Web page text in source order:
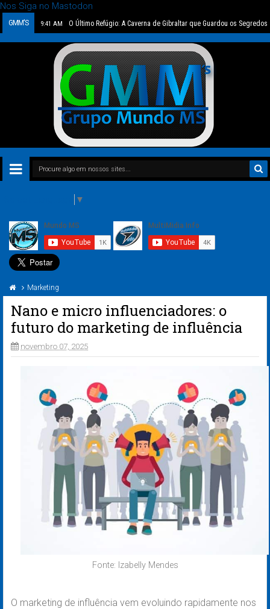
Nos Siga no Mastodon
GMM'S 9:41 AM O Último Refúgio: A Caverna de Gibraltar que Guardou os
▼
Marketing
Nano e micro influenciadores: o
futuro do marketing de influência
novembro 07, 2025
Fonte: Izabelly Mendes
O marketing de influência vem evoluindo rapidamente nos